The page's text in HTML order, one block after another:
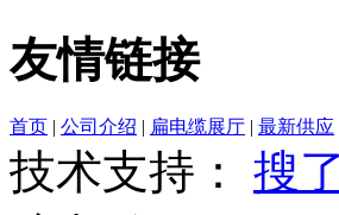
友情链接
首页 | 公司介绍 | 扁电缆展厅 | 最新供应
技术支持： 搜